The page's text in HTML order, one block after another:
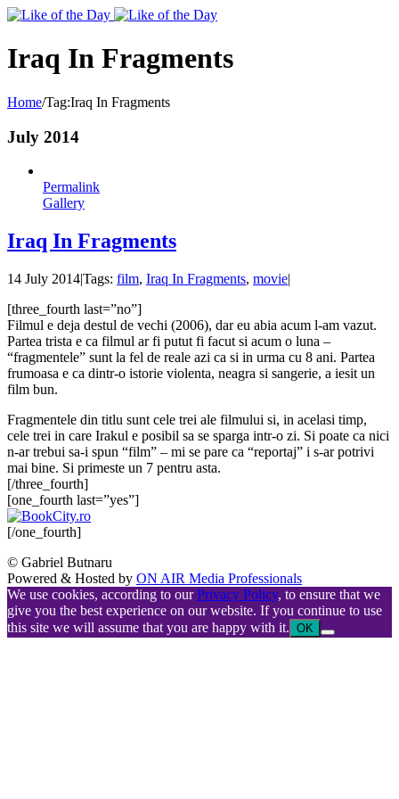
Toggle
Area
Iraq In Fragments
Home/Tag:Iraq In Fragments
July 2014
Permalink
Gallery
Iraq In Fragments
14 July 2014|Tags: film, Iraq In Fragments, movie|
[three_fourth last=”no”]
Filmul e deja destul de vechi (2006), dar eu abia acum l-am vazut.
Partea trista e ca filmul ar fi putut fi facut si acum o luna –
“fragmentele” sunt la fel de reale azi ca si in urma cu 8 ani. Partea
frumoasa e ca dintr-o istorie violenta, neagra si sangerie, a iesit un
film bun.
Fragmentele din titlu sunt cele trei ale filmului si, in acelasi timp,
cele trei in care Irakul e posibil sa se sparga intr-o zi. Si poate ca nici
n-ar trebui sa-i spun “film” – mi se pare ca “reportaj” i s-ar potrivi
mai bine. Si primeste un 7 pentru asta.
[/three_fourth]
[one_fourth last=”yes”]
[/one_fourth]
© Gabriel Butnaru
Powered & Hosted by ON AIR Media Professionals
We use cookies, according to ourPrivacy Policy, to ensure that we
give you the best experience on our website. If you continue to use
this site we will assume that you are happy with it. OK